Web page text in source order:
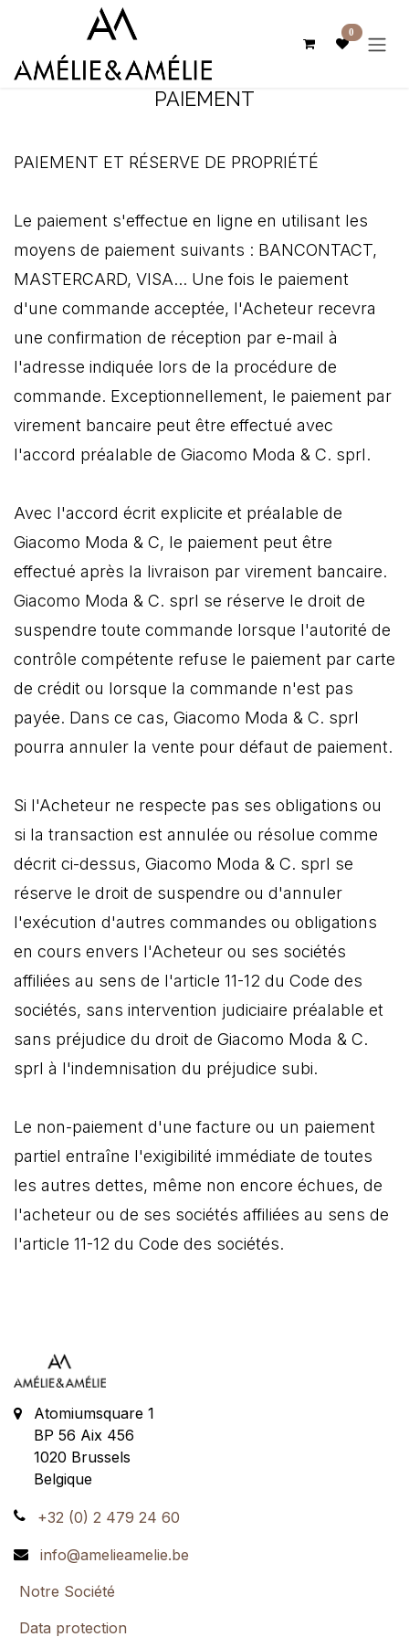
Se rendre au contenu
0
PAIEMENT
PAIEMENT ET RÉSERVE DE PROPRIÉTÉ
Le paiement s'effectue en ligne en utilisant les
moyens de paiement suivants : BANCONTACT,
MASTERCARD, VISA... Une fois le paiement
d'une commande acceptée, l'Acheteur recevra
une confirmation de réception par e-mail à
l'adresse indiquée lors de la procédure de
commande. Exceptionnellement, le paiement par
virement bancaire peut être effectué avec
l'accord préalable de Giacomo Moda & C. sprl.
Avec l'accord écrit explicite et préalable de
Giacomo Moda & C, le paiement peut être
effectué après la livraison par virement bancaire.
Giacomo Moda & C. sprl se réserve le droit de
suspendre toute commande lorsque l'autorité de
contrôle compétente refuse le paiement par carte
de crédit ou lorsque la commande n'est pas
payée. Dans ce cas, Giacomo Moda & C. sprl
pourra annuler la vente pour défaut de paiement.
Si l'Acheteur ne respecte pas ses obligations ou
si la transaction est annulée ou résolue comme
décrit ci-dessus, Giacomo Moda & C. sprl se
réserve le droit de suspendre ou d'annuler
l'exécution d'autres commandes ou obligations
en cours envers l'Acheteur ou ses sociétés
affiliées au sens de l'article 11-12 du Code des
sociétés, sans intervention judiciaire préalable et
sans préjudice du droit de Giacomo Moda & C.
sprl à l'indemnisation du préjudice subi.
Le non-paiement d'une facture ou un paiement
partiel entraîne l'exigibilité immédiate de toutes
les autres dettes, même non encore échues, de
l'acheteur ou de ses sociétés affiliées au sens de
l'article 11-12 du Code des sociétés.
Atomiumsquare 1
BP 56 Aix 456
1020 Brussels
Belgique
+32 (0) 2 479 24 60
info@amelieamelie.be
Notre Société
Data protection